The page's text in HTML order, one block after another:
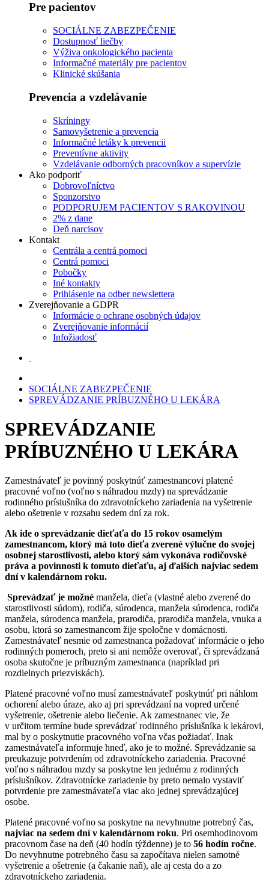
Pre pacientov
SOCIÁLNE ZABEZPEČENIE
Dostupnosť liečby
Výživa onkologického pacienta
Informačné materiály pre pacientov
Klinické skúšania
Prevencia a vzdelávanie
Skríningy
Samovyšetrenie a prevencia
Informačné letáky k prevencii
Preventívne aktivity
Vzdelávanie odborných pracovníkov a supervízie
Ako podporiť
Dobrovoľníctvo
Sponzorstvo
PODPORUJEM PACIENTOV S RAKOVINOU
2% z dane
Deň narcisov
Kontakt
Centrála a centrá pomoci
Centrá pomoci
Pobočky
Iné kontakty
Prihlásenie na odber newslettera
Zverejňovanie a GDPR
Informácie o ochrane osobných údajov
Zverejňovanie informácií
Infožiadosť
SOCIÁLNE ZABEZPEČENIE
SPREVÁDZANIE PRÍBUZNÉHO U LEKÁRA
SPREVÁDZANIE
PRÍBUZNÉHO U LEKÁRA
Zamestnávateľ je povinný poskytnúť zamestnancovi platené
pracovné voľno (voľno s náhradou mzdy) na sprevádzanie
rodinného príslušníka do zdravotníckeho zariadenia na vyšetrenie
alebo ošetrenie v rozsahu sedem dní za rok.
Ak ide o sprevádzanie dieťaťa do 15 rokov osamelým
zamestnancom, ktorý má toto dieťa zverené výlučne do svojej
osobnej starostlivosti, alebo ktorý sám vykonáva rodičovské
práva a povinnosti k tomuto dieťaťu, aj ďalších najviac sedem
dní v kalendárnom roku.
Sprevádzať je možné manžela, dieťa (vlastné alebo zverené do
starostlivosti súdom), rodiča, súrodenca, manžela súrodenca, rodiča
manžela, súrodenca manžela, prarodiča, prarodiča manžela, vnuka a
osobu, ktorá so zamestnancom žije spoločne v domácnosti.
Zamestnávateľ nesmie od zamestnanca požadovať informácie o jeho
rodinných pomeroch, preto si ani nemôže overovať, či sprevádzaná
osoba skutočne je príbuzným zamestnanca (napríklad pri
rozdielnych priezviskách).
Platené pracovné voľno musí zamestnávateľ poskytnúť pri náhlom
ochorení alebo úraze, ako aj pri sprevádzaní na vopred určené
vyšetrenie, ošetrenie alebo liečenie. Ak zamestnanec vie, že
v určitom termíne bude sprevádzať rodinného príslušníka k lekárovi,
mal by o poskytnutie pracovného voľna včas požiadať. Inak
zamestnávateľa informuje hneď, ako je to možné. Sprevádzanie sa
preukazuje potvrdením od zdravotníckeho zariadenia. Pracovné
voľno s náhradou mzdy sa poskytne len jednému z rodinných
príslušníkov. Zdravotnícke zariadenie by preto nemalo vystaviť
potvrdenie pre zamestnávateľa viac ako jednej sprevádzajúcej
osobe.
Platené pracovné voľno sa poskytne na nevyhnutne potrebný čas,
najviac na sedem dní v kalendárnom roku. Pri osemhodinovom
pracovnom čase na deň (40 hodín týždenne) je to 56 hodín ročne.
Do nevyhnutne potrebného času sa započítava nielen samotné
vyšetrenie a ošetrenie (a čakanie naň), ale aj cesta do a zo
zdravotníckeho zariadenia.